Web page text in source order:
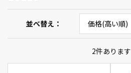
並べ替え
2件あります